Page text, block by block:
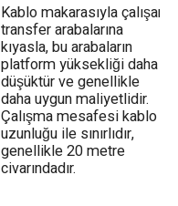
Kablo makarasıyla çalışan
transfer arabalarına
kıyasla, bu arabaların
platform yüksekliği daha
düşüktür ve genellikle
daha uygun maliyetlidir.
Çalışma mesafesi kablo
uzunluğu ile sınırlıdır,
genellikle 20 metre
civarındadır.